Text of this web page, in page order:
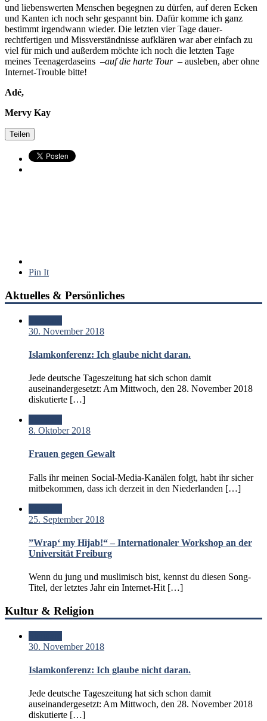
und liebenswerten Menschen begegnen zu dürfen, auf deren Ecken
und Kanten ich noch sehr gespannt bin. Dafür komme ich ganz
bestimmt irgendwann wieder. Die letzten vier Tage dauer-
rechtfertigen und Missverständnisse aufklären war aber einfach zu
viel für mich und außerdem möchte ich noch die letzten Tage
meines Teenagerdaseins –auf die harte Tour– ausleben, aber ohne
Internet-Trouble bitte!
Adé,
Mervy Kay
Teilen
Pin It
Aktuelles & Persönliches
30. November 2018
Islamkonferenz: Ich glaube nicht daran.
Jede deutsche Tageszeitung hat sich schon damit
auseinandergesetzt: Am Mittwoch, den 28. November 2018
diskutierte […]
8. Oktober 2018
Frauen gegen Gewalt
Falls ihr meinen Social-Media-Kanälen folgt, habt ihr sicher
mitbekommen, dass ich derzeit in den Niederlanden […]
25. September 2018
”Wrap‘ my Hijab!“ – Internationaler Workshop an der
Universität Freiburg
Wenn du jung und muslimisch bist, kennst du diesen Song-
Titel, der letztes Jahr ein Internet-Hit […]
Kultur & Religion
30. November 2018
Islamkonferenz: Ich glaube nicht daran.
Jede deutsche Tageszeitung hat sich schon damit
auseinandergesetzt: Am Mittwoch, den 28. November 2018
diskutierte […]